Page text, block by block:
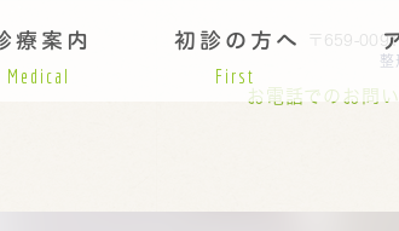
〒659-0091
整
お電話でのお問
療案内
Medical
初診の方へ
First